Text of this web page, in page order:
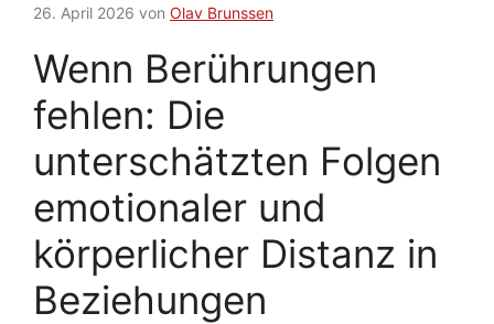
26. April 2026 von Olav Brunssen
Wenn Berührungen
fehlen: Die
unterschätzten Folgen
emotionaler und
körperlicher Distanz in
Beziehungen